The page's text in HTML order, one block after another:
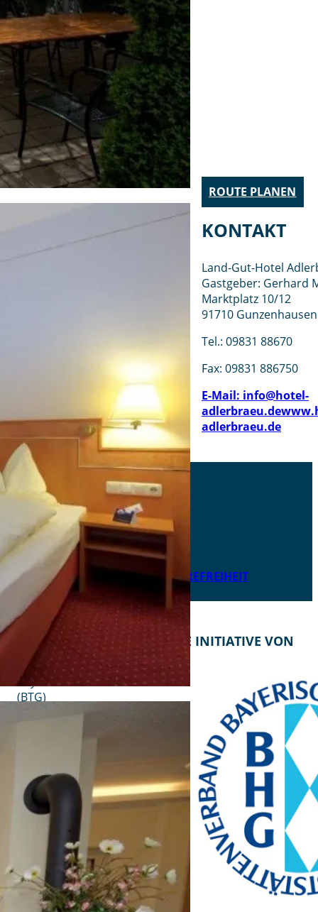
ROUTE PLANEN
KONTAKT
Land-Gut-Hotel
Gastgeber: Gerhard
Marktplatz 10/12
91710 Gunzenhausen
Tel.: 09831 88670
Fax: 09831 886750
E-Mail: info@hotel-
adlerbraeu.de
adlerbraeu.de
AKTUELLES
DOWNLOADS
DATENSCHUTZ
IMPRESSUM
LEICHTE SPRACHE
ERKLÄRUNG ZUR BARRIEREFREIHEIT
KONTAKT EINE INITIATIVE VON
Bayern Tourist Gmbh
(BTG)
Prinz-Ludwig-Palais
Fax: +49 89 28760-121
bayerischekueche@btg-
service.de
www.btg-service.de